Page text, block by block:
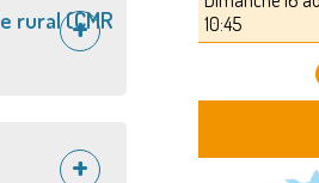
rural (CMR
10:45